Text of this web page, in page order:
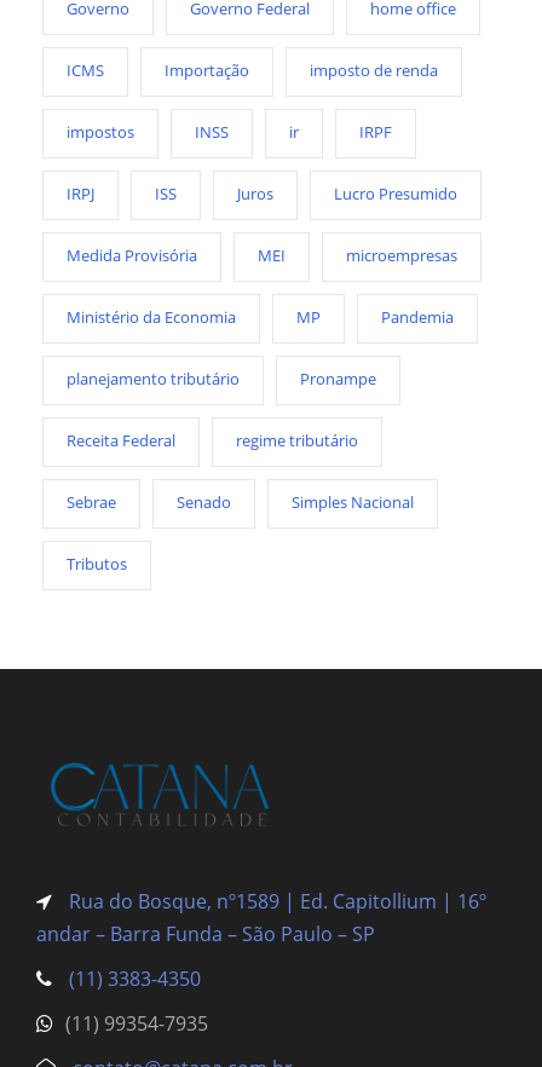
Governo Governo Federal home office
ICMS Importação imposto de renda
impostos INSS ir IRPF
IRPJ ISS Juros Lucro Presumido
Medida Provisória MEI microempresas
Ministério da Economia MP Pandemia
planejamento tributário Pronampe
Receita Federal regime tributário
Sebrae Senado Simples Nacional
Tributos
Rua do Bosque, nº1589 | Ed. Capitollium | 16º
andar – Barra Funda – São Paulo – SP
(11) 3383-4350
(11) 99354-7935